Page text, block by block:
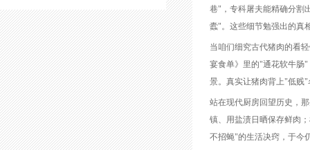
巷"，专科屠夫能精确分割
蠹"。这些细节勉强出的真
当咱们细究古代猪肉的看
宴食单》里的"通花软牛肠
景。真实让猪肉背上"低贱
站在现代厨房回望历史，
镇、用盐渍日晒保存鲜肉
不招蝇"的生活决窍，于今